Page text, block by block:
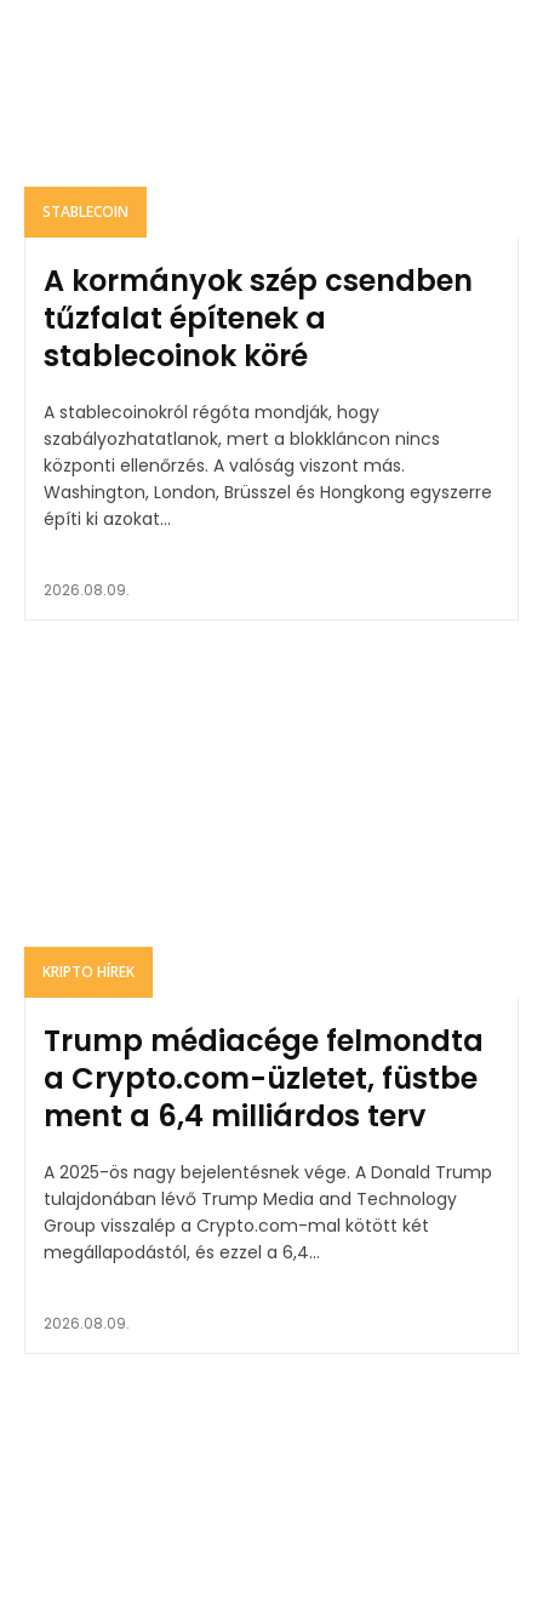
STABLECOIN
A kormányok szép csendben
tűzfalat építenek a
stablecoinok köré
A stablecoinokról régóta mondják, hogy
szabályozhatatlanok, mert a blokkláncon nincs
központi ellenőrzés. A valóság viszont más.
Washington, London, Brüsszel és Hongkong egyszerre
építi ki azokat...
2026.08.09.
KRIPTO HÍREK
Trump médiacége felmondta
a Crypto.com-üzletet, füstbe
ment a 6,4 milliárdos terv
A 2025-ös nagy bejelentésnek vége. A Donald Trump
tulajdonában lévő Trump Media and Technology
Group visszalép a Crypto.com-mal kötött két
megállapodástól, és ezzel a 6,4...
2026.08.09.